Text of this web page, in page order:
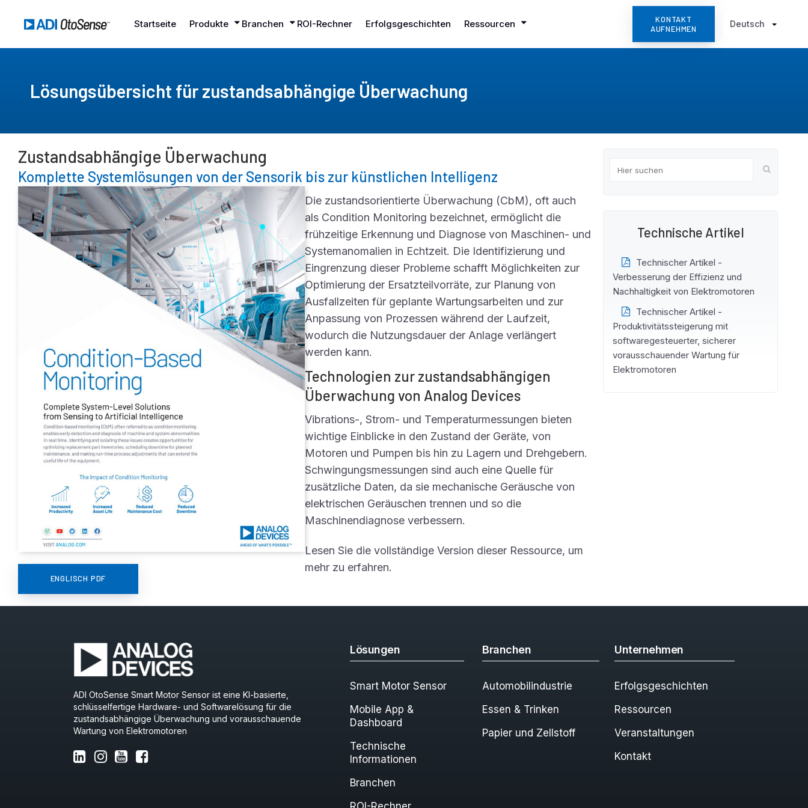
Deutsch
Startseite Produkte Branchen ROI-Rechner Erfolgsgeschichten Ressourcen
KONTAKT
AUFNEHMEN
Lösungsübersicht für zustandsabhängige Überwachung
Zustandsabhängige Überwachung
Komplette Systemlösungen von der Sensorik bis zur künstlichen Intelligenz
ENGLISCH PDF
Die zustandsorientierte Überwachung (CbM), oft auch
als Condition Monitoring bezeichnet, ermöglicht die
frühzeitige Erkennung und Diagnose von Maschinen- und
Systemanomalien in Echtzeit. Die Identifizierung und
Eingrenzung dieser Probleme schafft Möglichkeiten zur
Optimierung der Ersatzteilvorräte, zur Planung von
Ausfallzeiten für geplante Wartungsarbeiten und zur
Anpassung von Prozessen während der Laufzeit,
wodurch die Nutzungsdauer der Anlage verlängert
werden kann.
Technologien zur zustandsabhängigen
Überwachung von Analog Devices
Vibrations-, Strom- und Temperaturmessungen bieten
wichtige Einblicke in den Zustand der Geräte, von
Motoren und Pumpen bis hin zu Lagern und Drehgebern.
Schwingungsmessungen sind auch eine Quelle für
zusätzliche Daten, da sie mechanische Geräusche von
elektrischen Geräuschen trennen und so die
Maschinendiagnose verbessern.
Lesen Sie die vollständige Version dieser Ressource, um
mehr zu erfahren.
Technische Artikel
Technischer Artikel -
Verbesserung der Effizienz und
Nachhaltigkeit von Elektromotoren
Technischer Artikel -
Produktivitätssteigerung mit
softwaregesteuerter, sicherer
vorausschauender Wartung für
Elektromotoren
ADI OtoSense Smart Motor Sensor ist eine KI-basierte,
schlüsselfertige Hardware- und Softwarelösung für die
zustandsabhängige Überwachung und vorausschauende
Wartung von Elektromotoren
Lösungen
Smart Motor Sensor
Mobile App &
Dashboard
Technische
Informationen
Branchen
Branchen
Automobilindustrie
Essen & Trinken
Papier und Zellstoff
Unternehmen
Erfolgsgeschichten
Ressourcen
Veranstaltungen
Kontakt